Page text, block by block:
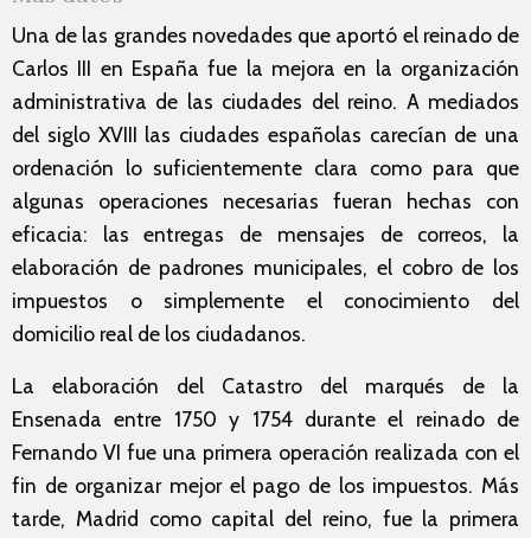
Una de las grandes novedades que aportó el reinado de
Carlos III en España fue la mejora en la organización
administrativa de las ciudades del reino. A mediados
del siglo XVIII las ciudades españolas carecían de una
ordenación lo suficientemente clara como para que
algunas operaciones necesarias fueran hechas con
eficacia: las entregas de mensajes de correos, la
elaboración de padrones municipales, el cobro de los
impuestos o simplemente el conocimiento del
domicilio real de los ciudadanos.
La elaboración del Catastro del marqués de la
Ensenada entre 1750 y 1754 durante el reinado de
Fernando VI fue una primera operación realizada con el
fin de organizar mejor el pago de los impuestos. Más
tarde, Madrid como capital del reino, fue la primera